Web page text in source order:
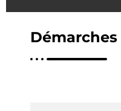
Démarches